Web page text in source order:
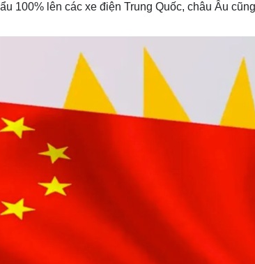
100% lên các xe điện Trung Quốc, châu Âu